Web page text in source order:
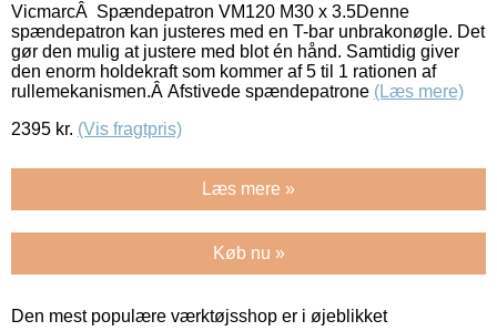
VicmarcÂ Spændepatron VM120 M30 x 3.5Denne
spændepatron kan justeres med en T-bar unbrakonøgle. Det
gør den mulig at justere med blot én hånd. Samtidig giver
den enorm holdekraft som kommer af 5 til 1 rationen af
rullemekanismen.Â Afstivede spændepatrone (Læs mere)
2395 kr. (Vis fragtpris)
Læs mere »
Køb nu »
Den mest populære værktøjsshop er i øjeblikket